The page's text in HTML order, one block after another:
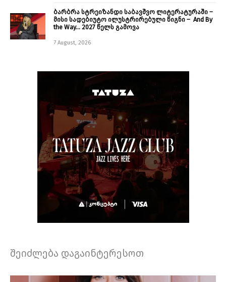
ბარბრა სტრეიზანდი საბავშვო ლიტერატურაში –
მისი სადებიუტო ილუსტრირებული წიგნი – And By
the Way… 2027 წელს გამოვა
7 August, 2026
შეიძლება დაგაინტერესოთ